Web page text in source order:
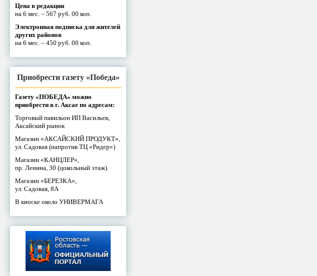
Цена в редакции
на 6 мес. – 567 руб. 00 коп.
Электронная подписка для жителей
других районов
на 6 мес. – 450 руб. 00 коп.
Приобрести газету «Победа»
Газету «ПОБЕДА» можно
приобрести в г. Аксае по адресам:
Торговый павильон ИП Васильев,
Аксайский рынок
Магазин «АКСАЙСКИЙ ПРОДУКТ»,
ул. Садовая (напротив ТЦ «Ридер»)
Магазин «КАНЦЛЕР»,
пр. Ленина, 30 (цокольный этаж)
Магазин «БЕРЕЗКА»,
ул. Садовая, 8А
В киоске около УНИВЕРМАГА